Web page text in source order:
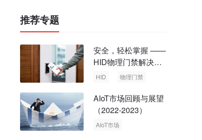
推荐专题
安全，轻松掌握 ——
HID物理门禁解决方
案，启动智慧安全新
HID 物理门禁
AIoT市场回顾与展望
（2022-2023）
AIoT市场